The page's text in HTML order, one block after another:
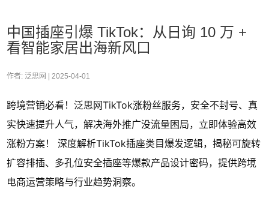
中国插座引爆 TikTok：从日询 10 万 +
看智能家居出海新风口
作者: 泛思网 | 2025-04-01
跨境营销必看！泛思网TikTok涨粉丝服务，安全不封号、真
实快速提升人气，解决海外推广没流量困局，立即体验高效
涨粉方案！ 深度解析TikTok插座类目爆发逻辑，揭秘可旋转
扩容排插、多孔位安全插座等爆款产品设计密码，提供跨境
电商运营策略与行业趋势洞察。